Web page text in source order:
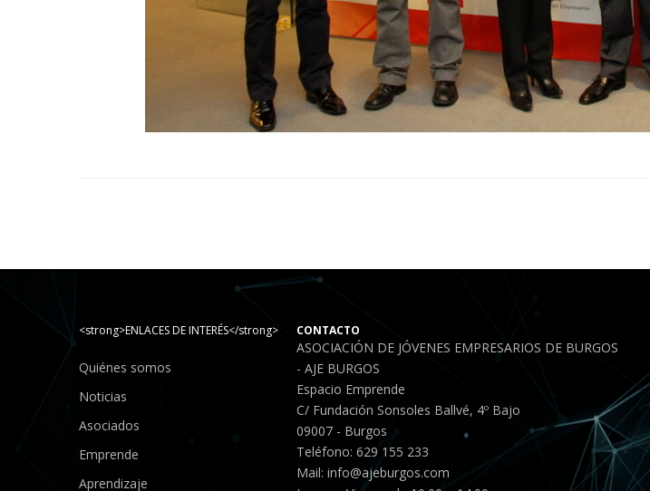
<strong>ENLACES DE INTERÉS</strong>
Quiénes somos
Noticias
Asociados
Emprende
Aprendizaje
CONTACTO
ASOCIACIÓN DE JÓVENES EMPRESARIOS DE BURGOS
- AJE BURGOS
Espacio Emprende
C/ Fundación Sonsoles Ballvé, 4º Bajo
09007 - Burgos
Teléfono: 629 155 233
Mail: info@ajeburgos.com